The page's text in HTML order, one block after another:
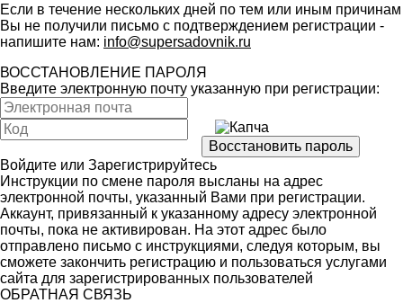
Если в течение нескольких дней по тем или иным причинам
Вы не получили письмо с подтверждением регистрации -
напишите нам: info@supersadovnik.ru
ВОССТАНОВЛЕНИЕ ПАРОЛЯ
Введите электронную почту указанную при регистрации:
Войдите или Зарегистрируйтесь
Инструкции по смене пароля высланы на адрес
электронной почты, указанный Вами при регистрации.
Аккаунт, привязанный к указанному адресу электронной
почты, пока не активирован. На этот адрес было
отправлено письмо с инструкциями, следуя которым, вы
сможете закончить регистрацию и пользоваться услугами
сайта для зарегистрированных пользователей
ОБРАТНАЯ СВЯЗЬ